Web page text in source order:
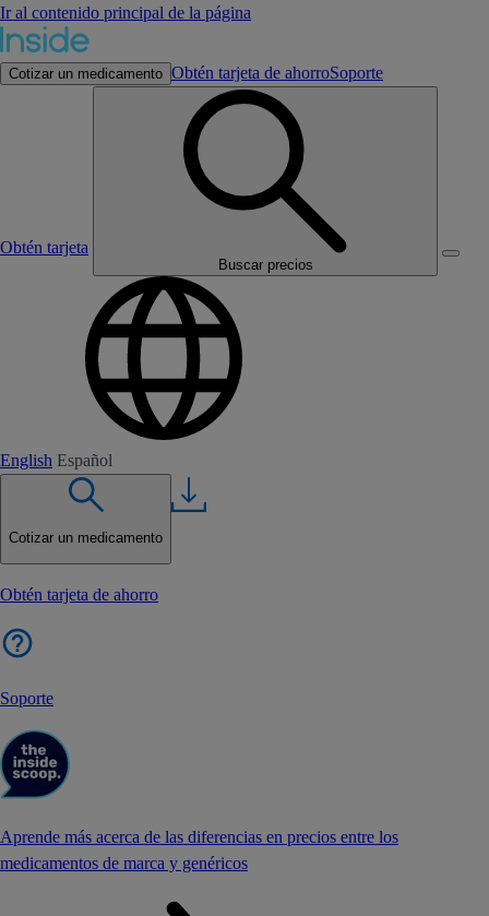
Ir al contenido principal de la página
Cotizar un medicamento Obtén tarjeta de ahorroSoporte
Obtén tarjeta
Buscar precios
English Español
Cotizar un medicamento
Obtén tarjeta de ahorro
Soporte
Aprende más acerca de las diferencias en precios entre los
medicamentos de marca y genéricos